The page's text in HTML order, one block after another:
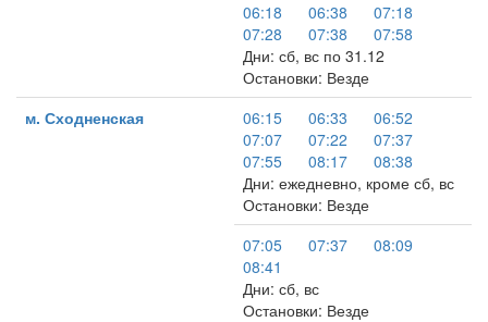
06:18
06:38
07:18
07:28
07:38
07:58
Дни: сб, вс по 31.12
Остановки: Везде
м. Сходненская
06:15 06:33
06:52
07:07
07:22
07:37
07:55
08:17
08:38
Дни: ежедневно, кроме сб, вс
Остановки: Везде
07:05
07:37
08:09
08:41
Дни: сб, вс
Остановки: Везде